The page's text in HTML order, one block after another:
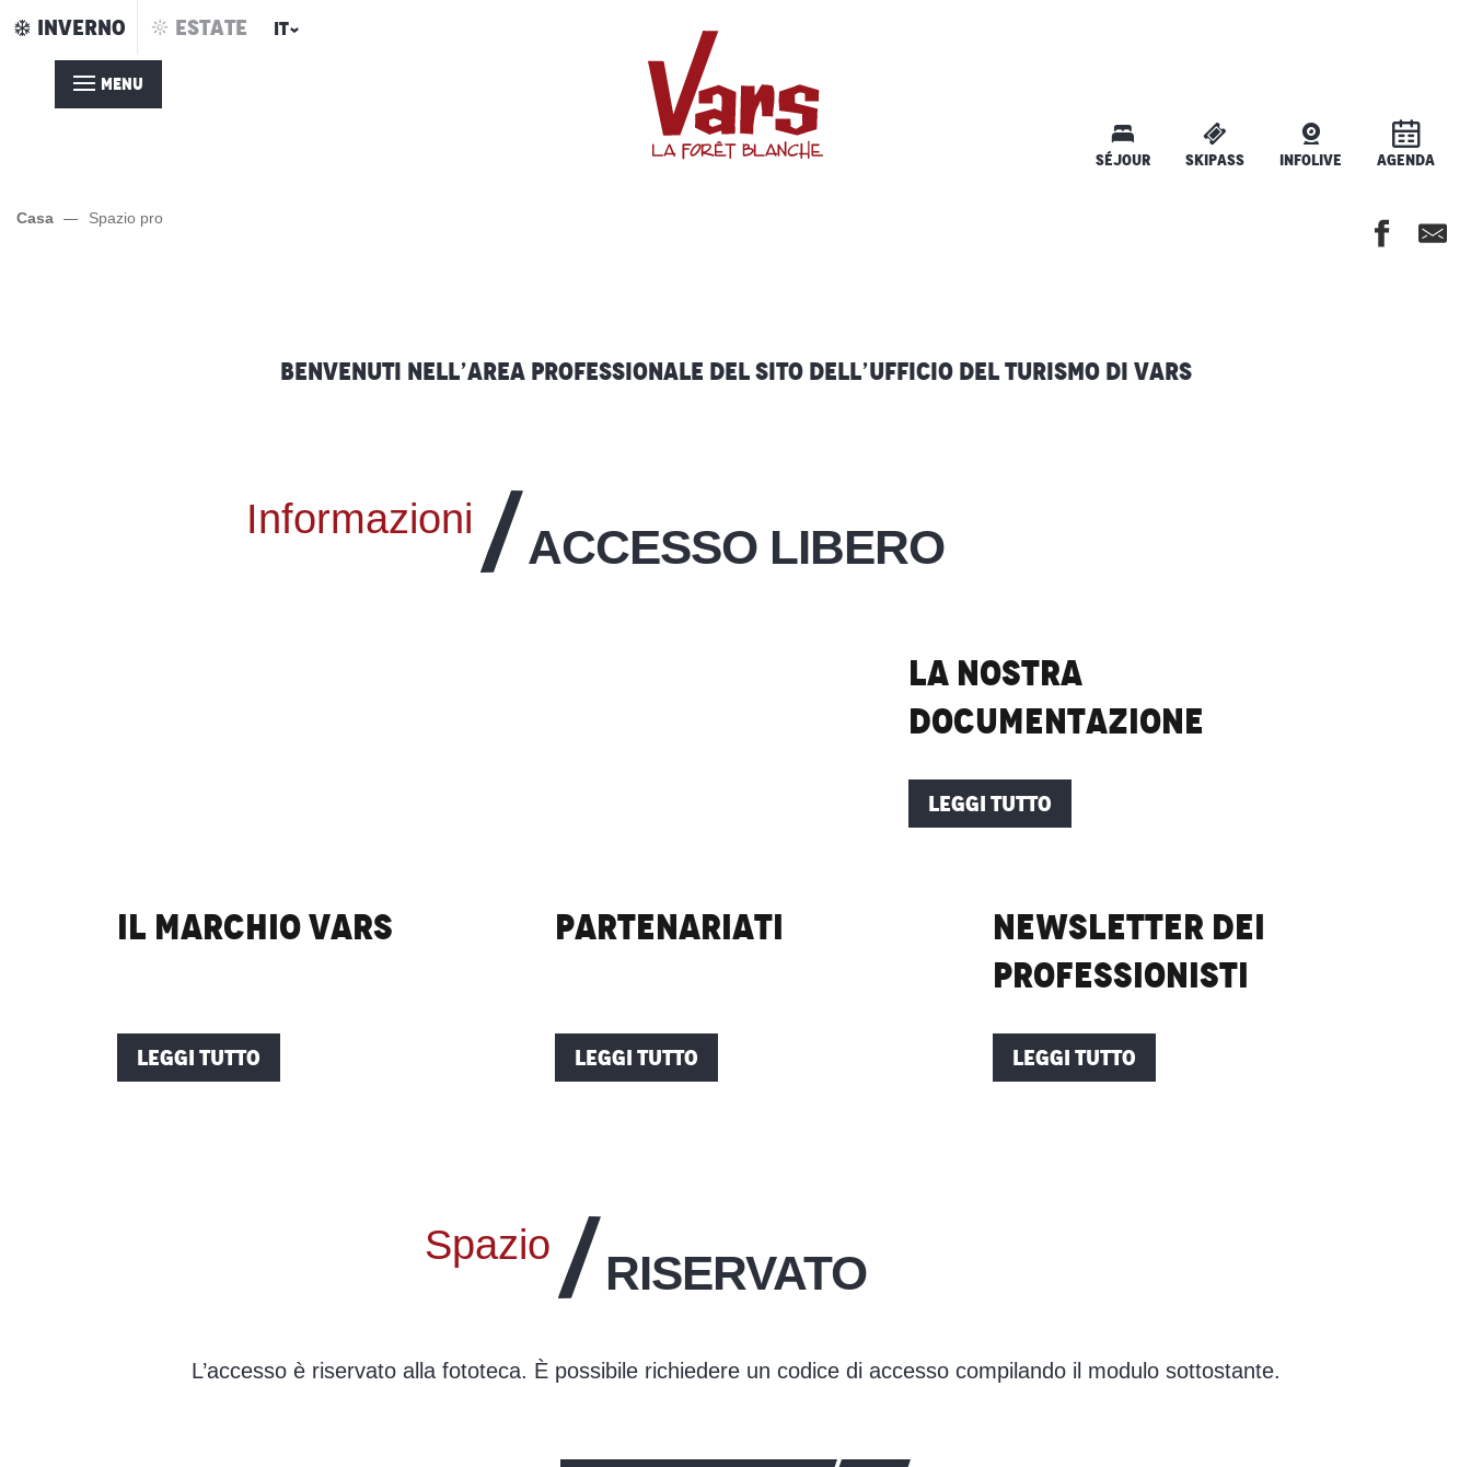
Aller
contenu
principal
INVERNO ESTATE IT
MENU
SÉJOUR SKIPASS INFOLIVE AGENDA
Espace Pro
Casa Spazio pro
Benvenuti nell’area professionale del sito dell’Ufficio del Turismo di Vars
Informazioni
ACCESSO LIBERO
La nostra
documentazione
LEGGI TUTTO
Il marchio Vars
LEGGI TUTTO
Partenariati
LEGGI TUTTO
Newsletter dei
professionisti
LEGGI TUTTO
Spazio
RISERVATO
L’accesso è riservato alla fototeca. È possibile richiedere un codice di accesso compilando il modulo sottostante.